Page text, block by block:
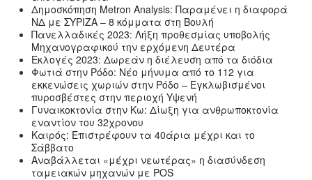
Δημοσκόπηση Metron Analysis: Παραμένει η διαφορά
ΝΔ με ΣΥΡΙΖΑ – 8 κόμματα στη Βουλή
Πανελλαδικές 2023: Λήξη προθεσμίας υποβολής
Μηχανογραφικού την ερχόμενη Δευτέρα
Εκλογές 2023: Δωρεάν η διέλευση από τα διόδια
Φωτιά στην Ρόδο: Νέο μήνυμα από το 112 για
εκκενώσεις χωριών στην Ρόδο – Εγκλωβισμένοι
πυροσβέστες στην περιοχή Υψενή
Γυναικοκτονία στην Κω: Δίωξη για ανθρωποκτονία
εναντίον του 32χρονου
Καιρός: Επιστρέφουν τα 40άρια μέχρι και το
Σάββατο
Αναβάλλεται «μέχρι νεωτέρας» η διασύνδεση
ταμειακών μηχανών με POS